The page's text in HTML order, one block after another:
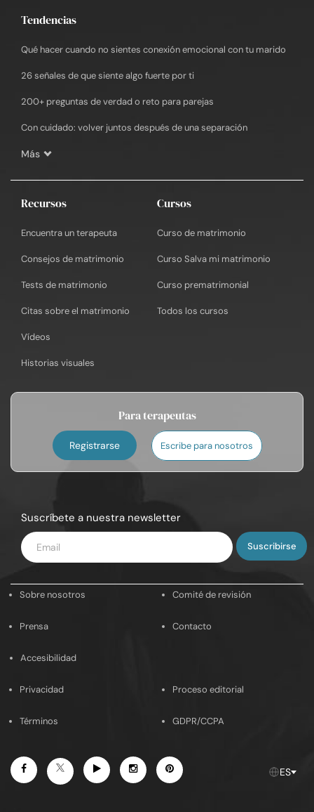
Tendencias
Qué hacer cuando no sientes conexión emocional con tu marido
26 señales de que siente algo fuerte por ti
200+ preguntas de verdad o reto para parejas
Con cuidado: volver juntos después de una separación
Más
Recursos
Encuentra un terapeuta
Consejos de matrimonio
Tests de matrimonio
Citas sobre el matrimonio
Vídeos
Historias visuales
Cursos
Curso de matrimonio
Curso Salva mi matrimonio
Curso prematrimonial
Todos los cursos
Para terapeutas
Registrarse Escribe para nosotros
Suscríbete a nuestra newsletter
Introduce
tu
Sobre nosotros Comité de revisión
Prensa Contacto
Accesibilidad
Privacidad Proceso editorial
Términos GDPR/CCPA
FacebookTwitterYoutubeInstagramPinterest ES